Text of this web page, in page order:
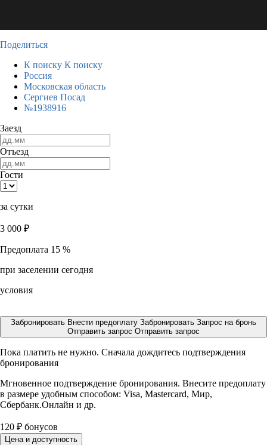
Поделиться
К поиску К поиску
Россия
Московская область
Сергиев Посад
№1938916
Заезд
Отъезд
Гости
за сутки
3 000 ₽
Предоплата 15 %
при заселении сегодня
условия
Забронировать Внести предоплату Забронировать Запрос на бронь
Отправить запрос Отправить запрос
Пока платить не нужно. Сначала дождитесь подтверждения
бронирования
Мгновенное подтверждение бронирования. Внесите предоплату
в размере удобным способом: Visa, Mastercard, Мир,
Сбербанк.Онлайн и др.
120 ₽ бонусов
Цена и доступность